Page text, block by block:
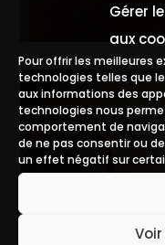
Gérer
aux
Pour offrir les meilleures
technologies telles que
aux informations des
technologies nous
comportement de
de ne pas consentir ou
un effet négatif sur